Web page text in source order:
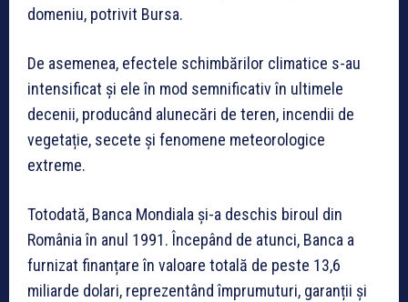
domeniu, potrivit Bursa.
De asemenea, efectele schimbărilor climatice s-au
intensificat și ele în mod semnificativ în ultimele
decenii, producând alunecări de teren, incendii de
vegetație, secete și fenomene meteorologice
extreme.
Totodată, Banca Mondiala și-a deschis biroul din
România în anul 1991. Începând de atunci, Banca a
furnizat finanțare în valoare totală de peste 13,6
miliarde dolari, reprezentând împrumuturi, garanții și